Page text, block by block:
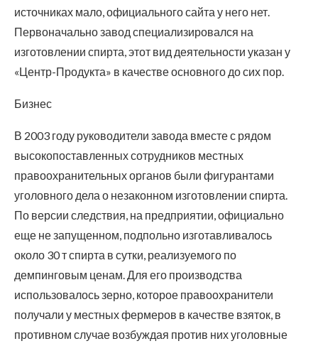
источниках мало, официального сайта у него нет.
Первоначально завод специализировался на
изготовлении спирта, этот вид деятельности указан у
«Центр-Продукта» в качестве основного до сих пор.
Бизнес
В 2003 году руководители завода вместе с рядом
высокопоставленных сотрудников местных
правоохранительных органов были фигурантами
уголовного дела о незаконном изготовлении спирта.
По версии следствия, на предприятии, официально
еще не запущенном, подпольно изготавливалось
около 30 т спирта в сутки, реализуемого по
демпинговым ценам. Для его производства
использовалось зерно, которое правоохранители
получали у местных фермеров в качестве взяток, в
противном случае возбуждая против них уголовные